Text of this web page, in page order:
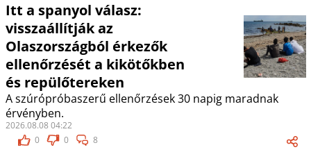
Itt a spanyol válasz:
visszaállítják az
Olaszországból érkezők
ellenőrzését a kikötőkben
és repülőtereken
A szúrópróbaszerű ellenőrzések 30 napig maradnak
érvényben.
2026.08.08 04:22
0
0 8